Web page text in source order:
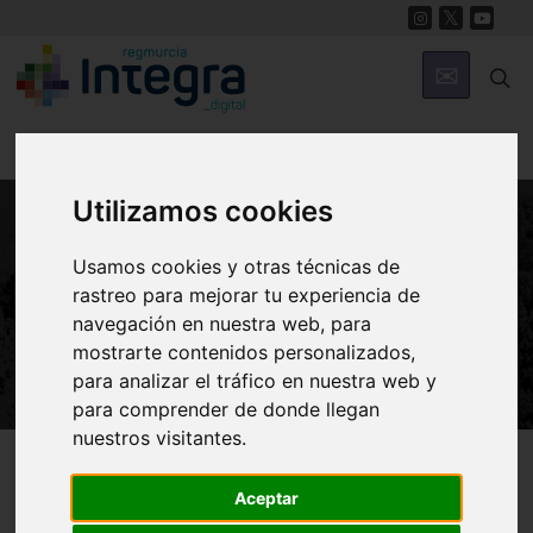
Utilizamos cookies
Usamos cookies y otras técnicas de
rastreo para mejorar tu experiencia de
navegación en nuestra web, para
mostrarte contenidos personalizados,
para analizar el tráfico en nuestra web y
para comprender de donde llegan
nuestros visitantes.
Aceptar
NATURALEZA
FRESNO. Fraxinus Angustifolia
[Oleaceae]